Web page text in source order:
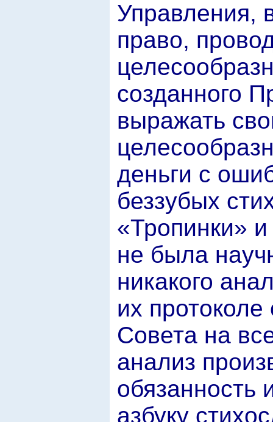
Управления,
право,
созданного
выражать
деньги с
беззубых
«Тропинки»
не была
никакого
их
Совета на
анализ
обязанность
азбуку